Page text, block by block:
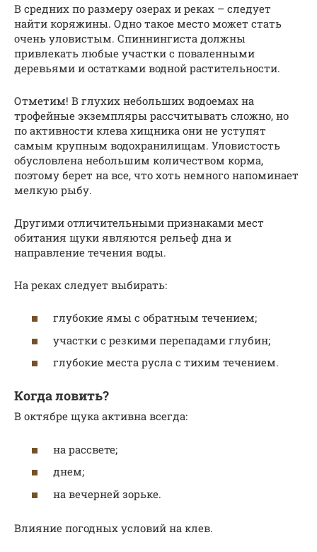
В средних по размеру озерах и реках – следует
найти коряжины. Одно такое место может стать
очень уловистым. Спиннингиста должны
привлекать любые участки с поваленными
деревьями и остатками водной растительности.
Отметим! В глухих небольших водоемах на
трофейные экземпляры рассчитывать сложно, но
по активности клева хищника они не уступят
самым крупным водохранилищам. Уловистость
обусловлена небольшим количеством корма,
поэтому берет на все, что хоть немного напоминает
мелкую рыбу.
Другими отличительными признаками мест
обитания щуки являются рельеф дна и
направление течения воды.
На реках следует выбирать:
глубокие ямы с обратным течением;
участки с резкими перепадами глубин;
глубокие места русла с тихим течением.
Когда ловить?
В октябре щука активна всегда:
на рассвете;
днем;
на вечерней зорьке.
Влияние погодных условий на клев.